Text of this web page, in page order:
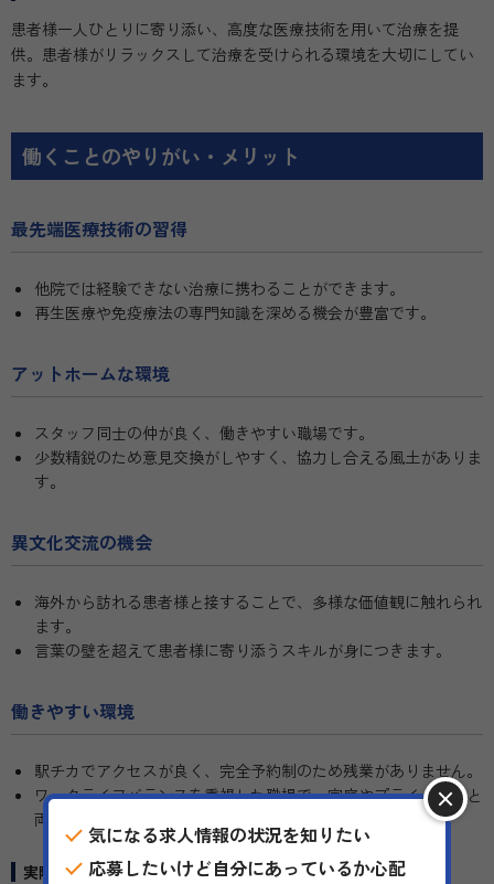
患者様一人ひとりに寄り添い、高度な医療技術を用いて治療を提
供。患者様がリラックスして治療を受けられる環境を大切にしてい
ます。
働くことのやりがい・メリット
最先端医療技術の習得
他院では経験できない治療に携わることができます。
再生医療や免疫療法の専門知識を深める機会が豊富です。
アットホームな環境
スタッフ同士の仲が良く、働きやすい職場です。
少数精鋭のため意見交換がしやすく、協力し合える風土がありま
す。
異文化交流の機会
海外から訪れる患者様と接することで、多様な価値観に触れられ
ます。
言葉の壁を超えて患者様に寄り添うスキルが身につきます。
働きやすい環境
駅チカでアクセスが良く、完全予約制のため残業がありません。
ワークライフバランスを重視した職場で、家庭やプライベートと
両立しやすい環境です。
実際に働く方の声
気になる求人情報の状況を知りたい
応募したいけど自分にあっているか心配